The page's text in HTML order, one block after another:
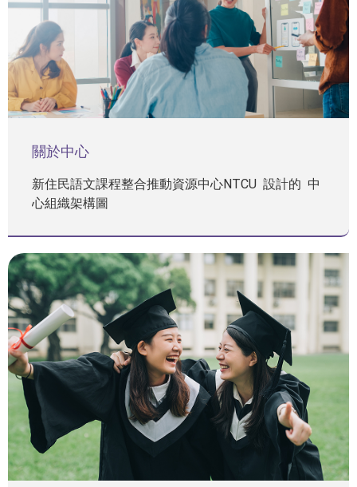
關於中心
新住民語文課程整合推動資源中心NTCU 設計的 中
心組織架構圖